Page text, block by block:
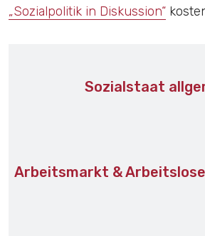
„Sozialpolitik in Diskussion“
Sozialstaat
Arbeitsmarkt &